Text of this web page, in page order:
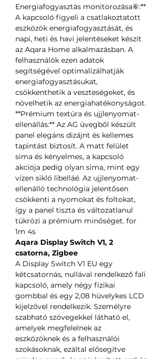
Energiafogyasztás monitorozása⑥:**
A kapcsoló figyeli a csatlakoztatott
eszközök energiafogyasztását, és
napi, heti és havi jelentéseket készít
az Aqara Home alkalmazásban. A
felhasználók ezen adatok
segítségével optimalizálhatják
energiafogyasztásukat,
csökkenthetik a veszteségeket, és
növelhetik az energiahatékonyságot.
**Prémium textúra és ujjlenyomat-
ellenállás:** Az AG üvegből készült
panel elegáns dizájnt és kellemes
tapintást biztosít. A matt felület
sima és kényelmes, a kapcsoló
akciója pedig olyan sima, mint egy
vízen sikló libelláé. Az ujjlenyomat-
ellenálló technológia jelentősen
csökkenti a nyomokat és foltokat,
így a panel tiszta és változatlanul
tükrözi a prémium minőséget. for
1m 4s
Aqara Display Switch V1, 2
csatorna, Zigbee
A Display Switch V1 EU egy
kétcsatornás, nullával rendelkező fali
kapcsoló, amely négy fizikai
gombbal és egy 2,08 hüvelykes LCD
kijelzővel rendelkezik. Személyre
szabható szövegekkel látható el,
amelyek megfelelnek az
eszközöknek és a felhasználói
szokásoknak, ezáltal elősegítve